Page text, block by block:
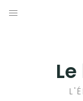
Aller